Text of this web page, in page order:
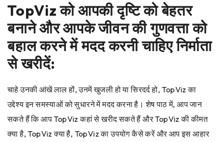
TopViz को आपकी दृष्टि को बेहतर
बनाने और आपके जीवन की गुणवत्ता को
बहाल करने में मदद करनी चाहिए निर्माता
से खरीदें:
चाहे उनकी आंखें लाल हों, उनमें खुजली हो या सिरदर्द हो, TopViz का
उद्देश्य इन समस्याओं को सुधारने में मदद करना है। शेष पाठ में, आप जान
सकते हैं कि आप TopViz कहां से खरीद सकते हैं और TopViz की कीमत
क्या है, TopViz क्या है, TopViz का उपयोग कैसे करें और आप इस आहार